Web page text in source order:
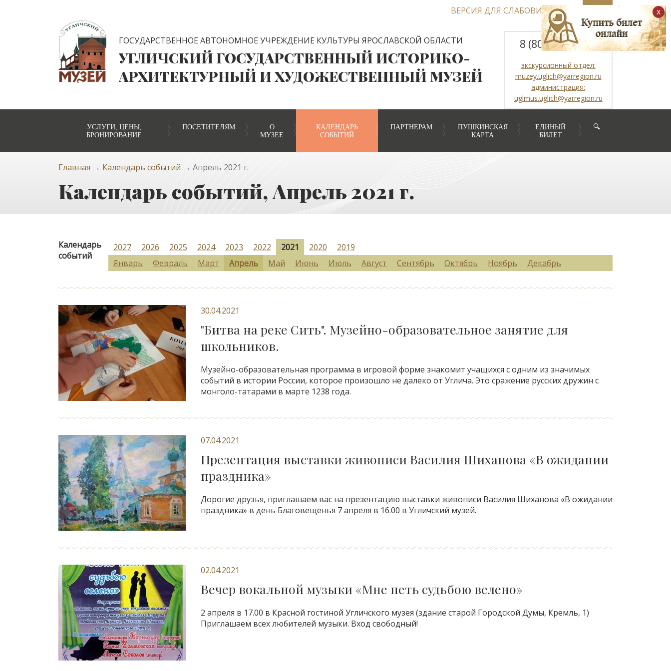
ВЕРСИЯ ДЛЯ СЛАБОВИДЯЩИХ
ГОСУДАРСТВЕННОЕ АВТОНОМНОЕ УЧРЕЖДЕНИЕ КУЛЬТУРЫ ЯРОСЛАВСКОЙ ОБЛАСТИ
УГЛИЧСКИЙ ГОСУДАРСТВЕННЫЙ ИСТОРИКО-
АРХИТЕКТУРНЫЙ И ХУДОЖЕСТВЕННЫЙ МУЗЕЙ
8 (800) 2507317
экскурсионный отдел:
muzey.uglich@yarregion.ru
администрация:
uglmus.uglich@yarregion.ru
УСЛУГИ, ЦЕНЫ,
БРОНИРОВАНИЕ
ПОСЕТИТЕЛЯМ
О
МУЗЕЕ
КАЛЕНДАРЬ
СОБЫТИЙ
ПАРТНЕРАМ
ПУШКИНСКАЯ
КАРТА
ЕДИНЫЙ
БИЛЕТ
🔍
Главная → Календарь событий → Апрель 2021 г.
Календарь событий, Апрель 2021 г.
Календарь
событий
2027 2026 2025 2024 2023 2022 2021 2020
2019
Январь
Февраль Март Апрель Май Июнь Июль Август Сентябрь Октябрь Ноябрь Декабрь
30.04.2021
"Битва на реке Сить". Музейно-образовательное занятие для
школьников.
Музейно-образовательная программа в игровой форме знакомит учащихся с одним из значимых
событий в истории России, которое произошло не далеко от Углича. Это сражение русских дружин с
монголо-татарами в марте 1238 года.
07.04.2021
Презентация выставки живописи Василия Шиханова «В ожидании
праздника»
Дорогие друзья, приглашаем вас на презентацию выставки живописи Василия Шиханова «В ожидании
праздника» в день Благовещенья 7 апреля в 16.00 в Угличский музей.
02.04.2021
Вечер вокальной музыки «Мне петь судьбою велено»
2 апреля в 17.00 в Красной гостиной Угличского музея (здание старой Городской Думы, Кремль, 1)
Приглашаем всех любителей музыки. Вход свободный!
x